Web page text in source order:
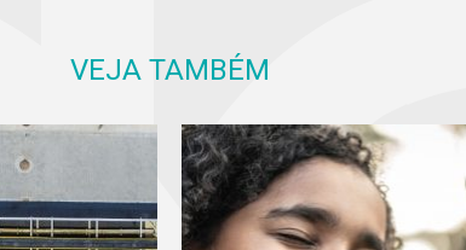
VEJA TAMBÉM